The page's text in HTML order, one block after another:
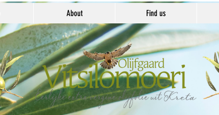
About Find us